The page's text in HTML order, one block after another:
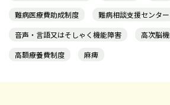
難病医療費助成制度
難病相談支援センター
音声・言語又はそしゃく機能障害
高次脳
高額療養費制度
麻痺